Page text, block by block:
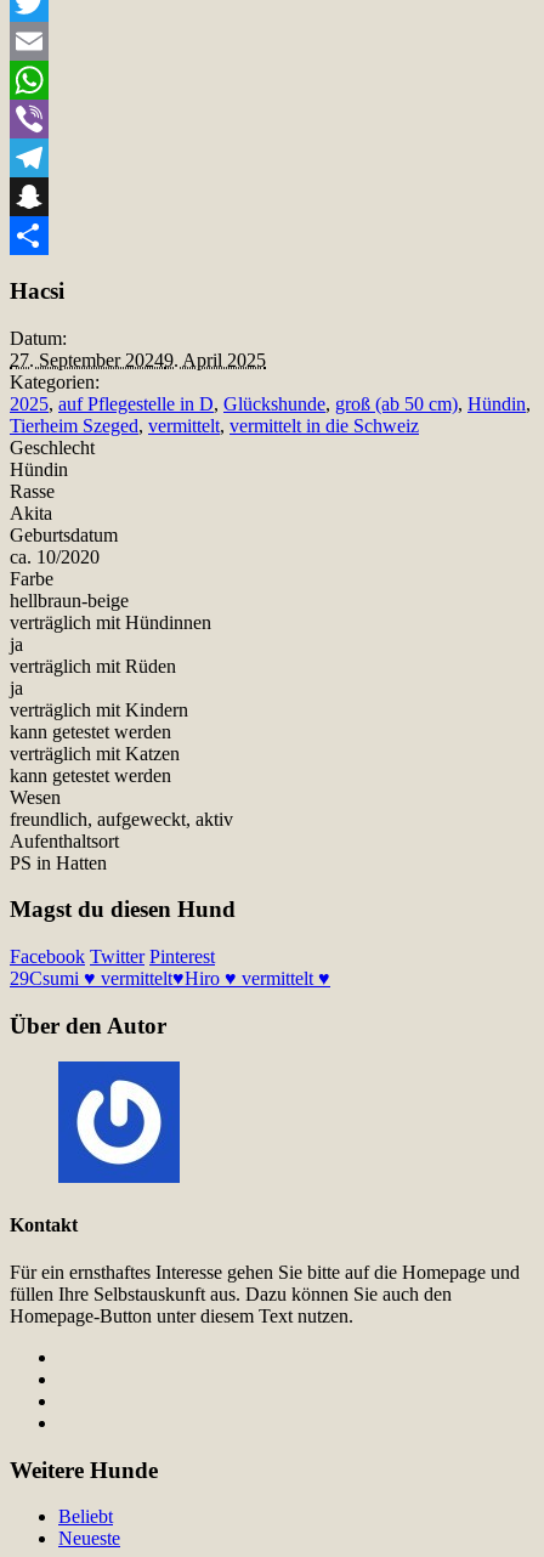
Twitter
Email
WhatsApp
Viber
Telegram
Snapchat
Hacsi
Datum:
27. September 20249. April 2025
Kategorien:
2025, auf Pflegestelle in D, Glückshunde, groß (ab 50 cm), Hündin,
Tierheim Szeged, vermittelt, vermittelt in die Schweiz
Geschlecht
Hündin
Rasse
Akita
Geburtsdatum
ca. 10/2020
Farbe
hellbraun-beige
verträglich mit Hündinnen
ja
verträglich mit Rüden
ja
verträglich mit Kindern
kann getestet werden
verträglich mit Katzen
kann getestet werden
Wesen
freundlich, aufgeweckt, aktiv
Aufenthaltsort
PS in Hatten
Magst du diesen Hund
Facebook Twitter Pinterest
29Csumi ♥ vermittelt♥Hiro ♥ vermittelt ♥
Über den Autor
Kontakt
Für ein ernsthaftes Interesse gehen Sie bitte auf die Homepage und
füllen Ihre Selbstauskunft aus. Dazu können Sie auch den
Homepage-Button unter diesem Text nutzen.
Weitere Hunde
Beliebt
Neueste